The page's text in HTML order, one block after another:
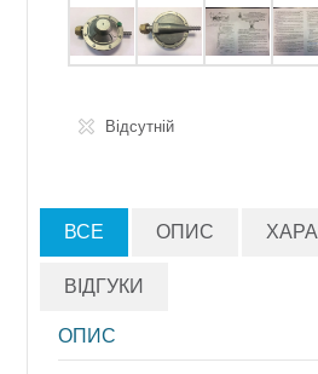
Відсутній
ВСЕ ОПИС
ВІДГУКИ
ОПИС